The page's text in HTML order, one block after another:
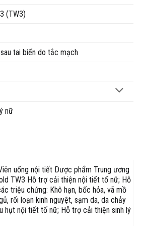
(TW3)
tai biến do tắc mạch
nữ
uống nội tiết Dược phẩm Trung ương
TW3 Hỗ trợ cải thiện nội tiết tố nữ; Hỗ
triệu chứng: Khô hạn, bốc hỏa, vã mồ
rối loạn kinh nguyệt, sạm da, da chảy
hụt nội tiết tố nữ; Hỗ trợ cải thiện sinh lý